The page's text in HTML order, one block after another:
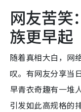
网友苦笑
族更早起
随着真相大白，网
叹。有网友分享当
早青衣奇趣有一堆
引发如此高规格的